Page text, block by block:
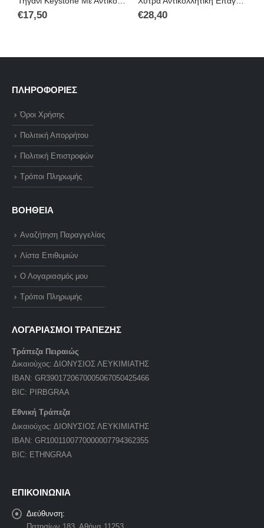
€17,50 €28,40
ΠΛΗΡΟΦΟΡΙΕΣ
Όροι Χρήσης
Πολιτική Απορρήτου
Πολιτική Επιστροφών
Τρόποι Πληρωμής
ΒΟΗΘΕΙΑ
Αναζήτηση Παραγγελίας
Λίστα Επιθυμιών
Ο Λογαριασμός μου
Τρόποι Πληρωμής
ΛΟΓΑΡΙΑΣΜΟΙ ΤΡΑΠΕΖΗΣ
Τράπεζα Πειραιώς
Δικαιούχος: ΔΙΟΝΥΣΙΟΣ ΛΕΥΚΙΜΙΑΤΗΣ
IBAN: GR3901720670005067050425466
BIC: PIRBGRAA
Εθνική Τράπεζα
Δικαιούχος: ΔΙΟΝΥΣΙΟΣ ΛΕΥΚΙΜΙΑΤΗΣ
IBAN: GR1001100770000007794362355
BIC: ETHNGRAA
ΕΠΙΚΟΙΝΩΝΙΑ
Διεύθυνση: